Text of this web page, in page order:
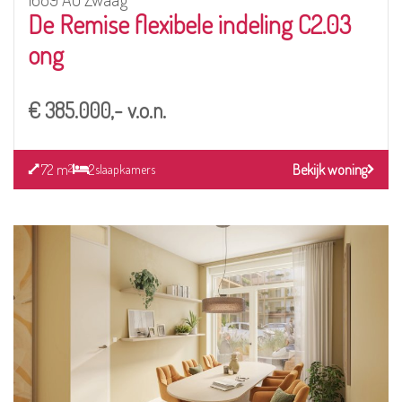
De Remise flexibele indeling C2.03
ong
€ 385.000,- v.o.n.
72 m2 2slaapkamers Bekijk woning
Bekijk
detail
pagina
van
Remise